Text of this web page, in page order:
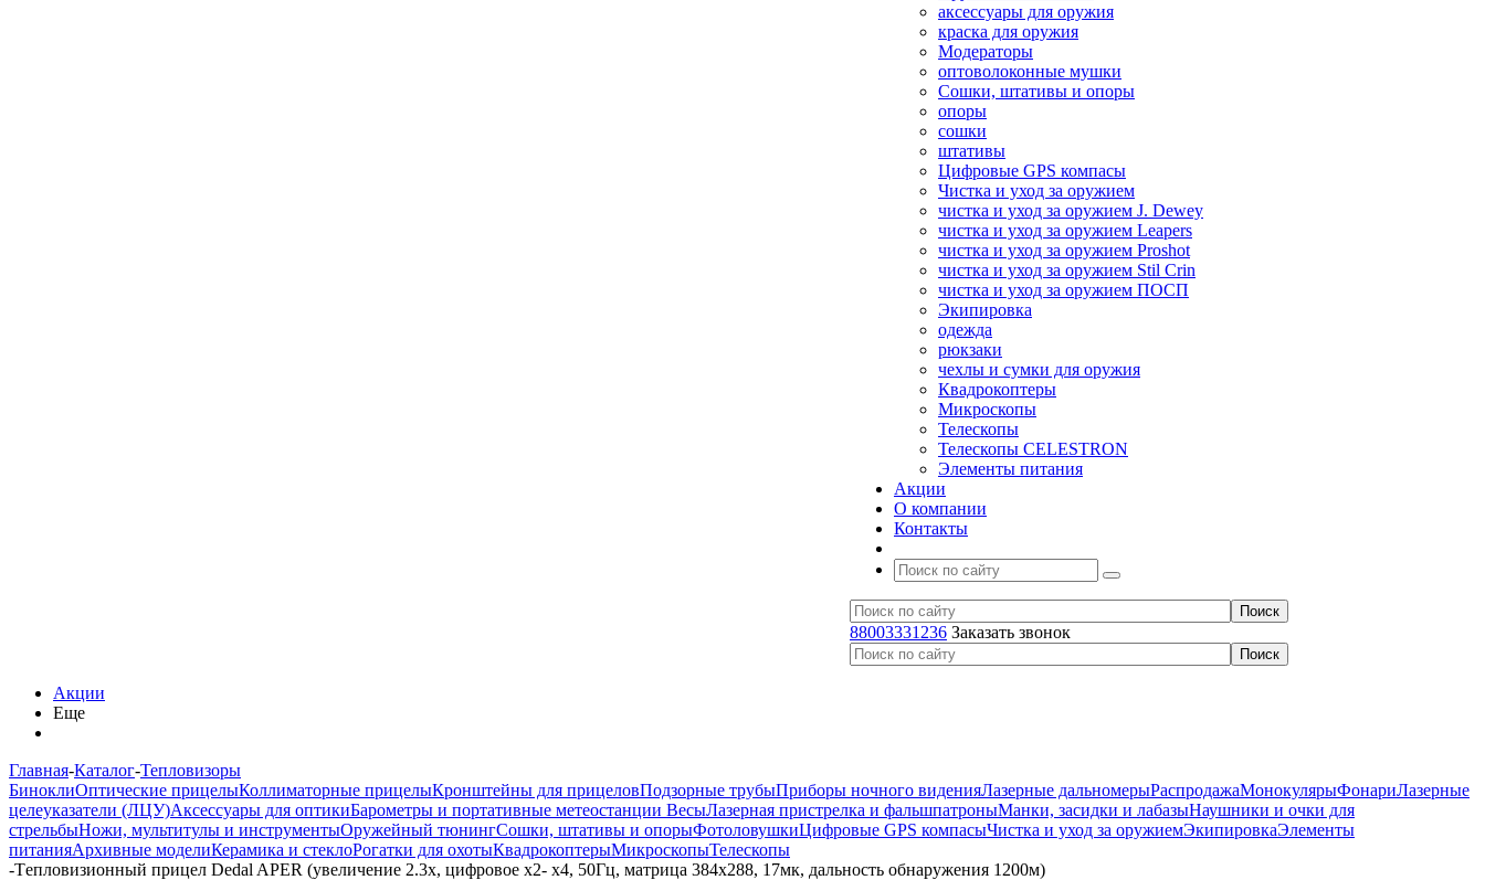
аксессуары для оружия
краска для оружия
Модераторы
оптоволоконные мушки
Сошки, штативы и опоры
опоры
сошки
штативы
Цифровые GPS компасы
Чистка и уход за оружием
чистка и уход за оружием J. Dewey
чистка и уход за оружием Leapers
чистка и уход за оружием Proshot
чистка и уход за оружием Stil Crin
чистка и уход за оружием ПОСП
Экипировка
одежда
рюкзаки
чехлы и сумки для оружия
Квадрокоптеры
Микроскопы
Телескопы
Телескопы CELESTRON
Элементы питания
Акции
О компании
Контакты
88003331236 Заказать звонок
Акции
Еще
Главная-Каталог-Тепловизоры
БиноклиОптические прицелыКоллиматорные прицелыКронштейны для прицеловПодзорные трубыПриборы ночного виденияЛазерные дальномерыРаспродажаМонокулярыФонариЛазерные
целеуказатели (ЛЦУ)Аксессуары для оптикиБарометры и портативные метеостанции ВесыЛазерная пристрелка и фальшпатроныМанки, засидки и лабазыНаушники и очки для
стрельбыНожи, мультитулы и инструментыОружейный тюнингСошки, штативы и опорыФотоловушкиЦифровые GPS компасыЧистка и уход за оружиемЭкипировкаЭлементы
питанияАрхивные моделиКерамика и стеклоРогатки для охотыКвадрокоптерыМикроскопыТелескопы
-Tепловизионный прицел Dedal APER (увеличение 2.3x, цифровое х2- х4, 50Гц, матрица 384х288, 17мк, дальность обнаружения 1200м)